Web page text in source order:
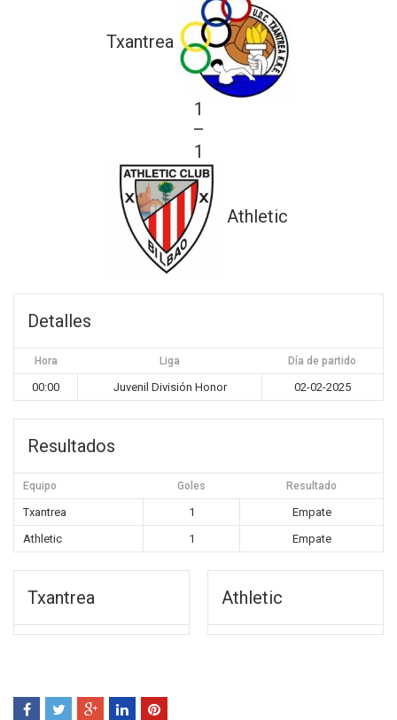
Txantrea
1
—
1
Athletic
Detalles
Hora Liga Día de partido
00:00 Juvenil División Honor 02-02-2025
Resultados
Equipo Goles Resultado
Txantrea 1
Empate
Athletic
1 Empate
Txantrea Athletic